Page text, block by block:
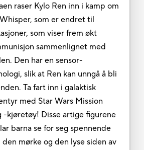
raser Kylo Ren inn i kamp om
som er endret til
som viser frem økt
sammenlignet med
Den har en sensor-
slik at Ren kan unngå å bli
Ta fart inn i galaktisk
med Star Wars Mission
-kjøretøy! Disse artige figurene
barna se for seg spennende
mørke og den lyse siden av